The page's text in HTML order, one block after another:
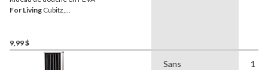
For Living Cubitz,
9,99 $
Sans
1